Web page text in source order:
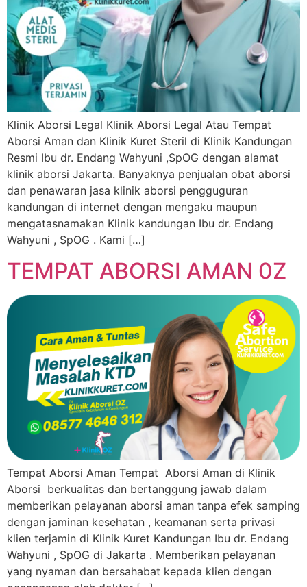
Klinik Aborsi Legal Klinik Aborsi Legal Atau Tempat
Aborsi Aman dan Klinik Kuret Steril di Klinik Kandungan
Resmi Ibu dr. Endang Wahyuni ,SpOG dengan alamat
klinik aborsi Jakarta. Banyaknya penjualan obat aborsi
dan penawaran jasa klinik aborsi pengguguran
kandungan di internet dengan mengaku maupun
mengatasnamakan Klinik kandungan Ibu dr. Endang
Wahyuni , SpOG . Kami […]
TEMPAT ABORSI AMAN 0Z
Tempat Aborsi Aman Tempat Aborsi Aman di Klinik
Aborsi berkualitas dan bertanggung jawab dalam
memberikan pelayanan aborsi aman tanpa efek samping
dengan jaminan kesehatan , keamanan serta privasi
klien terjamin di Klinik Kuret Kandungan Ibu dr. Endang
Wahyuni , SpOG di Jakarta . Memberikan pelayanan
yang nyaman dan bersahabat kepada klien dengan